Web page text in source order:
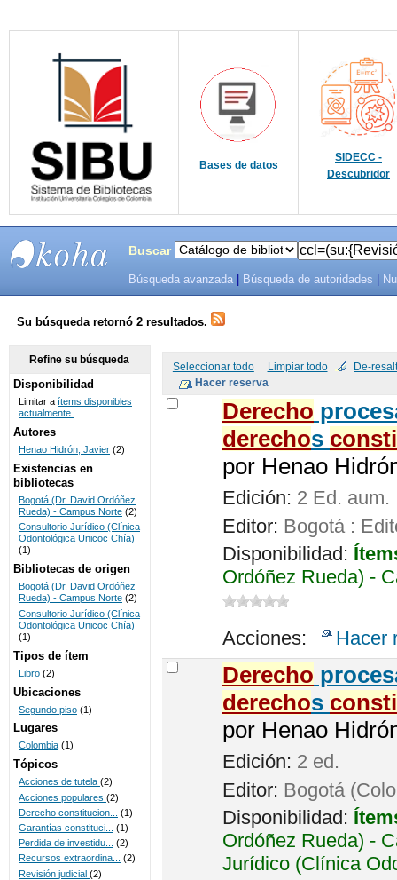
Bases de datos
SIDECC -
Descubridor
SISTEMAS
DE
BIBLIOTECAS
UNICOC
Buscar
Búsqueda avanzada Búsqueda de autoridades
Su búsqueda retornó 2 resultados.
Seleccionar todo Limpiar todo De-
Derecho
derechos
por Henao
Edición: 2 Ed. aum.
Editor: Bogotá :
Disponibilidad:
Ordóñez Rueda) -
Acciones: Hacer
Derecho
derechos
por Henao
Edición: 2 ed.
Editor: Bogotá
Disponibilidad:
Ordóñez Rueda) -
Jurídico (Clínica
Refine su búsqueda
Disponibilidad
Limitar a ítems disponibles
actualmente.
Autores
Henao Hidrón, Javier (2)
Existencias en
bibliotecas
Bogotá (Dr. David Ordóñez
Rueda) - Campus Norte (2)
Consultorio Jurídico (Clínica
Odontológica Unicoc Chía)
(1)
Bibliotecas de origen
Bogotá (Dr. David Ordóñez
Rueda) - Campus Norte (2)
Consultorio Jurídico (Clínica
Odontológica Unicoc Chía)
(1)
Tipos de ítem
Libro (2)
Ubicaciones
Segundo piso (1)
Lugares
Colombia (1)
Tópicos
Acciones de tutela (2)
Acciones populares (2)
Derecho constitucion...
(1)
Garantías constituci...
(1)
Perdida de investidu...
(2)
Recursos extraordina...
(2)
Revisión judicial (2)